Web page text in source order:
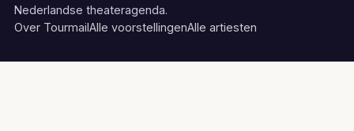
Nederlandse theateragenda.
Over TourmailAlle voorstellingenAlle artiesten